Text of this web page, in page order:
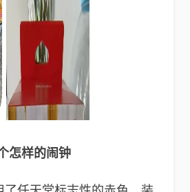
样的闹钟